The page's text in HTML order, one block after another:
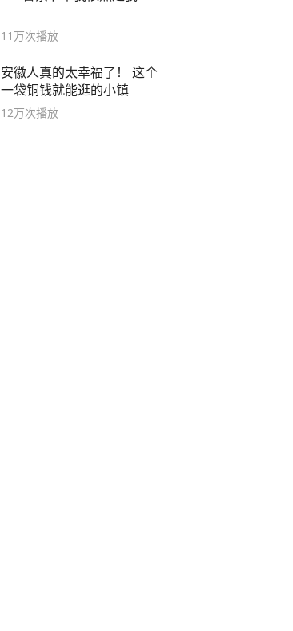
11万次播放
安徽人真的太幸福了！ 这个
一袋铜钱就能逛的小镇
12万次播放